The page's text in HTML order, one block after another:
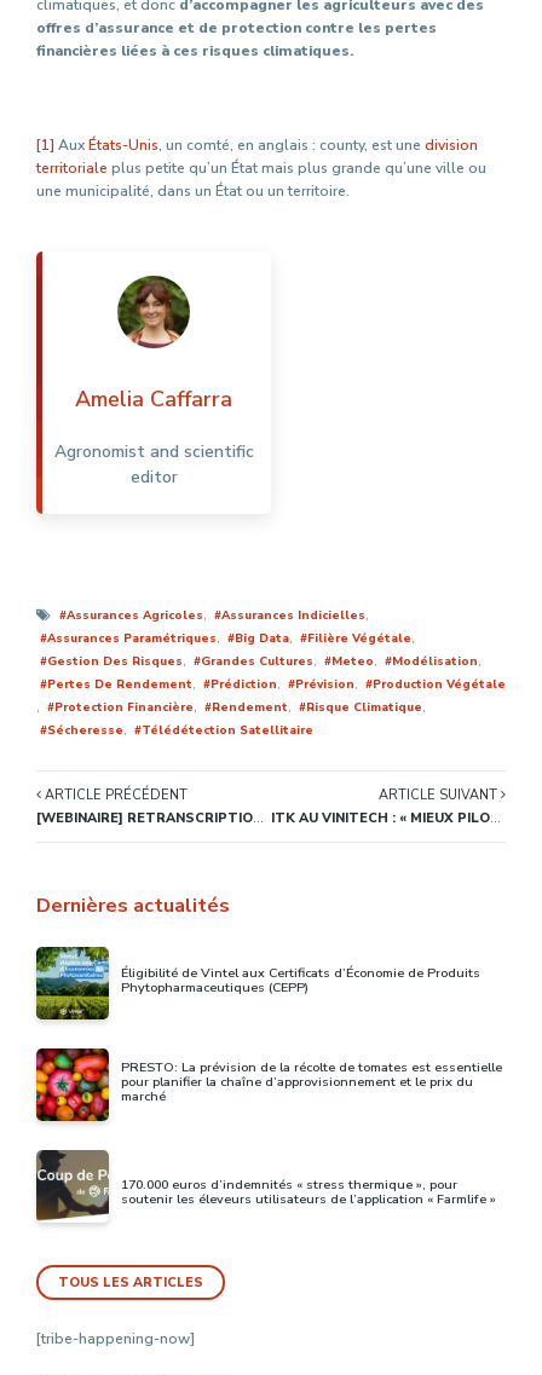
climatiques, et donc d’accompagner les agriculteurs avec des
offres d’assurance et de protection contre les pertes
financières liées à ces risques climatiques.
[1] AuxÉtats-Unis, un comté, en anglais : county, est une division
territoriale plus petite qu’un État mais plus grande qu’une ville ou
une municipalité, dans un État ou un territoire.
Amelia Caffarra
Agronomist and scientific
editor
Assurances Agricoles, Assurances Indicielles,
Assurances Paramétriques, Big Data, Filière Végétale,
Gestion Des Risques, Grandes Cultures, Meteo, Modélisation,
Pertes De Rendement, Prédiction, Prévision, Production Végétale
, Protection Financière, Rendement, Risque Climatique,
Sécheresse, Télédétection Satellitaire
ARTICLE PRÉCÉDENT
[WEBINAIRE] RETRANSCRIPTION ET VIDÉO DE L’INTERVENTION DE XAVIER WAGNER À LA CONFÉRENCE « DE LA FOURCHE À LA FOURCHETTE, COMMENT LES TECHNOLOGIES AMÉLIORENT LES PRATIQUES AGRICOLES ? » MICROSOFT FARMBEATS
ARTICLE SUIVANT
ITK AU VINITECH : « MIEUX PILOTER LA RENTABILITÉ DES DOMAINES VITICOLES AVEC VINTEL ET SES SIMULATIONS DE L’ÉTAT HYDRIQUE DES PARCELLES »
Dernières actualités
Éligibilité de Vintel aux Certificats d’Économie de Produits
Phytopharmaceutiques (CEPP)
PRESTO: La prévision de la récolte de tomates est essentielle
pour planifier la chaîne d’approvisionnement et le prix du
marché
170.000 euros d’indemnités « stress thermique », pour
soutenir les éleveurs utilisateurs de l’application « Farmlife »
TOUS LES ARTICLES
[tribe-happening-now]